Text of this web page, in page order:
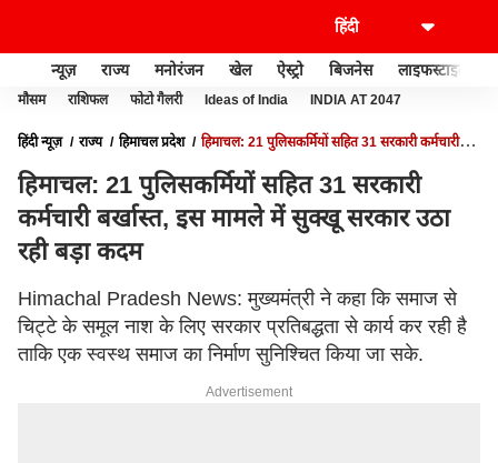
न्यूज़ राज्य मनोरंजन खेल ऐस्ट्रो बिजनेस लाइफस्टाइल
मौसम राशिफल फोटो गैलरी Ideas of India INDIA AT 2047
हिंदी न्यूज़ राज्य हिमाचल प्रदेश
हिमाचल: 21 पुलिसकर्मियों सहित 31 सरकारी कर्मचारी
हिमाचल: 21 पुलिसकर्मियों सहित 31 सरकारी
कर्मचारी बर्खास्त, इस मामले में सुक्खू सरकार उठा
रही बड़ा कदम
Himachal Pradesh News: मुख्यमंत्री ने कहा कि समाज से
चिट्टे के समूल नाश के लिए सरकार प्रतिबद्धता से कार्य कर रही है
ताकि एक स्वस्थ समाज का निर्माण सुनिश्चित किया जा सके.
Advertisement